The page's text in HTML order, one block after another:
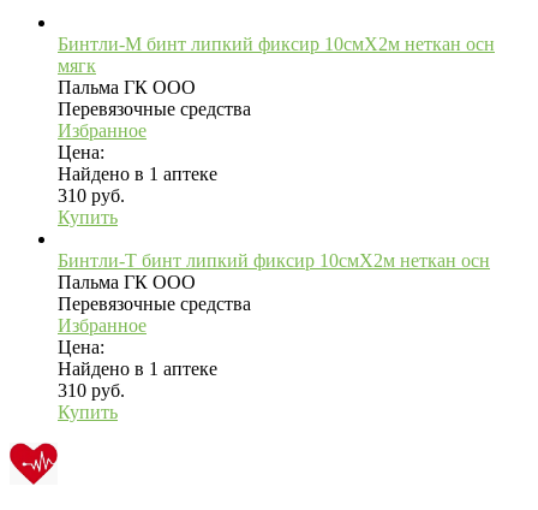
Бинтли-М бинт липкий фиксир 10смX2м неткан осн
мягк
Пальма ГК ООО
Перевязочные средства
Избранное
Цена:
Найдено в 1 аптеке
310 руб.
Купить
Бинтли-Т бинт липкий фиксир 10смX2м неткан осн
Пальма ГК ООО
Перевязочные средства
Избранное
Цена:
Найдено в 1 аптеке
310 руб.
Купить